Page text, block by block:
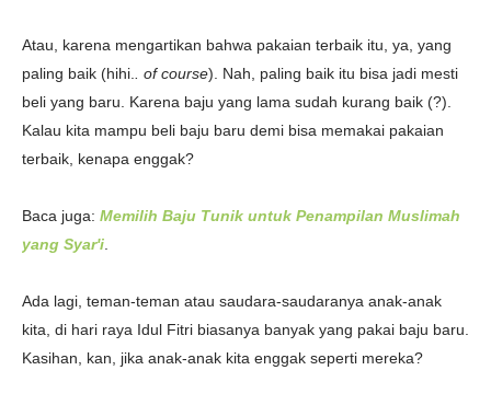
Atau, karena mengartikan bahwa pakaian terbaik itu, ya, yang
paling baik (hihi.
. of course). Nah, paling baik itu bisa jadi mesti
beli yang baru. Karena baju yang lama sudah kurang baik (?).
Kalau kita mampu beli baju baru demi bisa memakai pakaian
terbaik, kenapa enggak?
Baca juga: Memilih Baju Tunik untuk Penampilan Muslimah
yang Syar'i
Ada lagi, teman-teman atau saudara-saudaranya anak-anak
kita, di hari raya Idul Fitri biasanya banyak yang pakai baju baru.
Kasihan, kan, jika anak-anak kita enggak seperti mereka?